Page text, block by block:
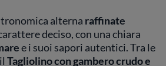
alterna raffinate
deciso, con una chiara
e i suoi sapori autentici. Tra le
Tagliolino con gambero crudo e